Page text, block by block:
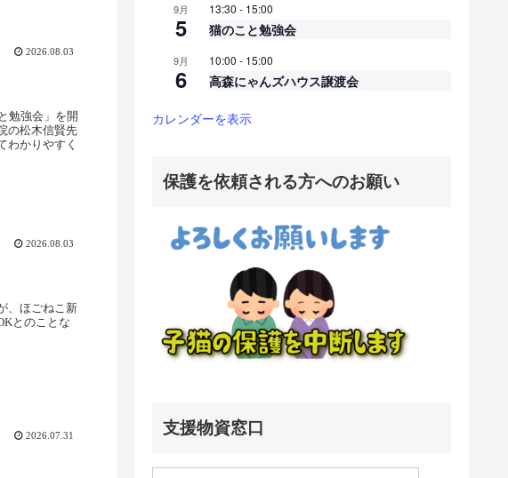
2026.08.03
勉強会」を開
の松木信賢先
わかりやすく
2026.08.03
、ほごねこ新
とのことな
2026.07.31
9月
5
13:30 - 15:00
猫のこと勉強会
9月
6
10:00 - 15:00
高森にゃんズハウス譲渡会
カレンダーを表示
保護を依頼される方へのお願い
支援物資窓口